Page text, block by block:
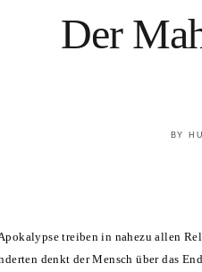
Der
BY
treiben in nahezu allen
denkt der Mensch über das